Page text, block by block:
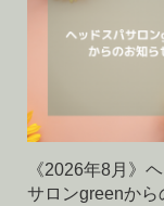
《2026年8月》
サロンgreenから